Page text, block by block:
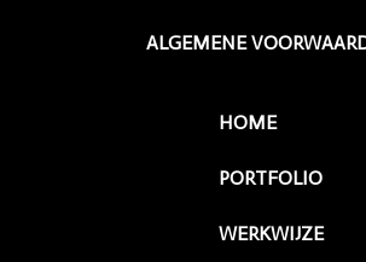
ALGEMENE
HOME
PORTFOLIO
WERKWIJZE